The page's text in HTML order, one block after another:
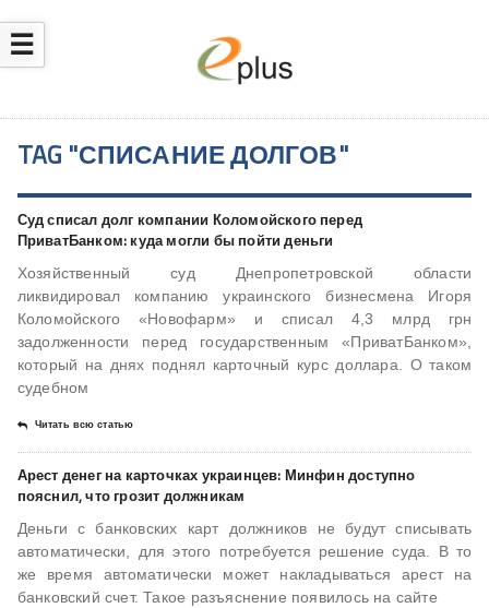
☰
TAG "СПИСАНИЕ ДОЛГОВ"
Суд списал долг компании Коломойского перед
ПриватБанком: куда могли бы пойти деньги
Хозяйственный суд Днепропетровской области
ликвидировал компанию украинского бизнесмена Игоря
Коломойского «Новофарм» и списал 4,3 млрд грн
задолженности перед государственным «ПриватБанком»,
который на днях поднял карточный курс доллара. О таком
судебном
Читать всю статью
Арест денег на карточках украинцев: Минфин доступно
пояснил, что грозит должникам
Деньги с банковских карт должников не будут списывать
автоматически, для этого потребуется решение суда. В то
же время автоматически может накладываться арест на
банковский счет. Такое разъяснение появилось на сайте